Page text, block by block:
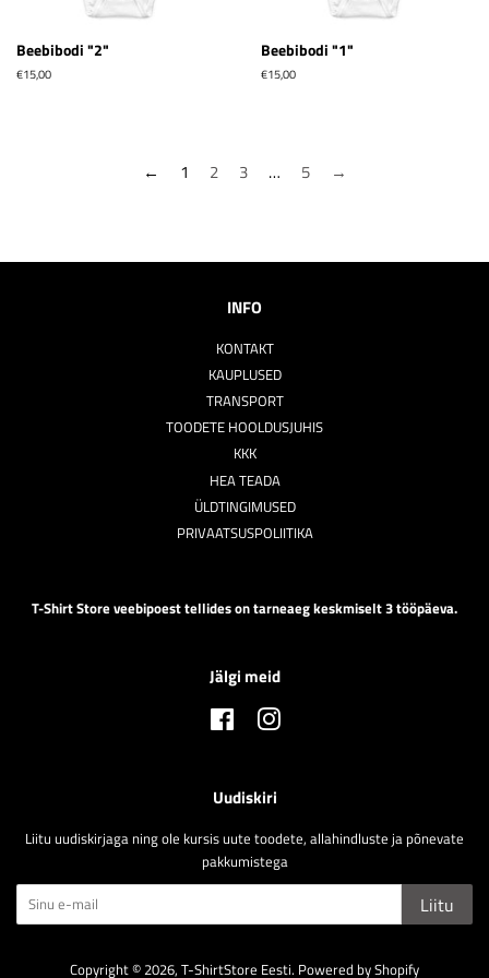
Beebibodi "2"
Tavahind
€15,00
Beebibodi "1"
Tavahind
€15,00
← 1 2 3 … 5 →
INFO
KONTAKT
KAUPLUSED
TRANSPORT
TOODETE HOOLDUSJUHIS
KKK
HEA TEADA
ÜLDTINGIMUSED
PRIVAATSUSPOLIITIKA
T-Shirt Store veebipoest tellides on tarneaeg keskmiselt 3 tööpäeva.
Jälgi meid
FacebookInstagram
Uudiskiri
Liitu uudiskirjaga ning ole kursis uute toodete, allahindluste ja põnevate
pakkumistega
Liitu
Copyright © 2026, T-ShirtStore Eesti. Powered by Shopify